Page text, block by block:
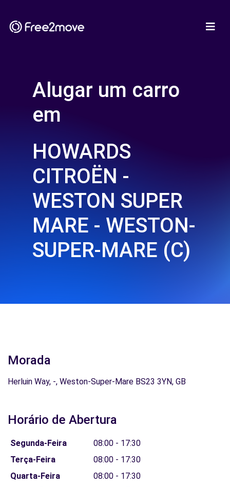
Alugar um carro
em
HOWARDS
CITROËN -
WESTON SUPER
MARE - WESTON-
SUPER-MARE (C)
Morada
Herluin Way, -, Weston-Super-Mare BS23 3YN, GB
Horário de Abertura
Segunda-Feira
08:00 - 17:30
Terça-Feira
08:00 - 17:30
Quarta-Feira
08:00 - 17:30